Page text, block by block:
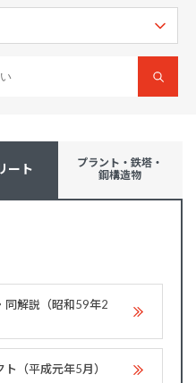
ート
プラント・鉄塔・
鋼構造物
同解説（昭和59年2
（平成元年5月）